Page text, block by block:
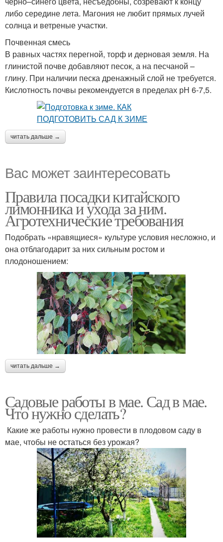
либо середине лета. Магония не любит прямых лучей
солнца и ветреные участки.
Почвенная смесь
В равных частях перегной, торф и дерновая земля. На
глинистой почве добавляют песок, а на песчаной –
глину. При наличии песка дренажный слой не требуется.
Кислотность почвы рекомендуется в пределах рН 6-7,5.
читать дальше →
Вас может заинтересовать
Правила посадки китайского
лимонника и ухода за ним.
Агротехнические требования
Подобрать «нравящиеся» культуре условия несложно, и
она отблагодарит за них сильным ростом и
плодоношением:
читать дальше →
Садовые работы в мае. Сад в мае.
Что нужно сделать?
Какие же работы нужно провести в плодовом саду в
мае, чтобы не остаться без урожая?